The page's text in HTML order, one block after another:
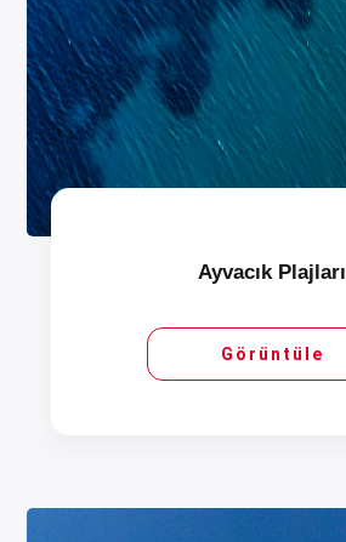
Ayvacık Plajları
Görüntüle